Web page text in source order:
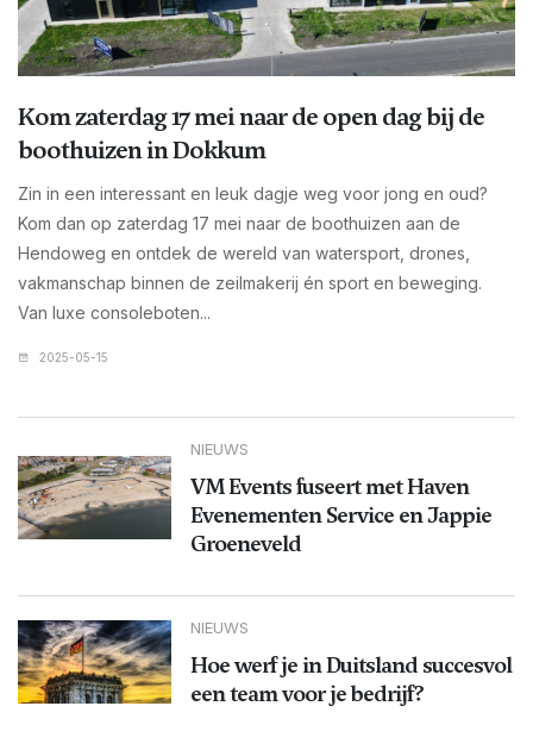
Kom zaterdag 17 mei naar de open dag bij de
boothuizen in Dokkum
Zin in een interessant en leuk dagje weg voor jong en oud?
Kom dan op zaterdag 17 mei naar de boothuizen aan de
Hendoweg en ontdek de wereld van watersport, drones,
vakmanschap binnen de zeilmakerij én sport en beweging.
Van luxe consoleboten...
2025-05-15
NIEUWS
VM Events fuseert met Haven
Evenementen Service en Jappie
Groeneveld
NIEUWS
Hoe werf je in Duitsland succesvol
een team voor je bedrijf?